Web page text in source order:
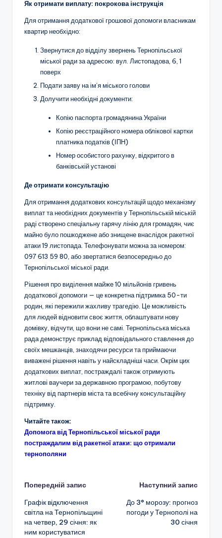
Як отримати виплату: покрокова інструкція
Для отримання додаткової грошової допомоги власникам
квартир необхідно:
Звернутися до відділу звернень Тернопільської
міської ради за адресою: вул. Листопадова, 6, 1
поверх
Подати заяву на ім’я міського голови
Долучити необхідні документи:
Копію паспорта громадянина України
Копію реєстраційного номера облікової картки
платника податків (ІПН)
Номер особистого рахунку, відкритого в
банківській установі
Де отримати консультацію
Для отримання додаткових консультацій щодо механізму
виплат та необхідних документів у Тернопільській міській
раді створено спеціальну гарячу лінію для громадян, чиє
майно було пошкоджене або знищене внаслідок ракетної
атаки 19 листопада. Телефонувати можна за номером:
097 613 59 80, або звертатися безпосередньо до
Тернопільської міської ради.
Рішення про виділення майже 10 мільйонів гривень
додаткової допомоги — це конкретна підтримка 50-ти
родин, які пережили жахливу трагедію. Це можливість
для людей відновити своє життя, облаштувати нову
домівку, відчути, що вони не самі. Тернопільська міська
рада демонструє приклад відповідального ставлення до
своїх мешканців, знаходячи ресурси та приймаючи
виважені рішення навіть у найскладніші часи. Окрім цих
додаткових виплат, постраждалі також отримують
житлові ваучери за державною програмою, побутову
техніку від партнерів міста та всебічну консультаційну
підтримку.
Читайте також:
Допомога від Тернопільської міської ради
постраждалим від ракетної атаки: що отримали
тернополяни
Навігація
по
запису
Попередній запис
Графік відключення
світла на Тернопільщині
на четвер, 29 січня: як
ним користуватися
Наступний запис
До 3° морозу: прогноз
погоди у Тернополі на
30 січня